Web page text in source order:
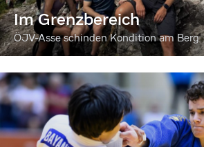
Im Grenzbereich
ÖJV-Asse schinden Kondition am Berg